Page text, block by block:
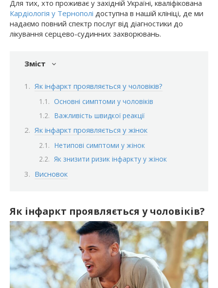
Для тих, хто проживає у західній Україні, кваліфікована
Кардіологія у Тернополі доступна в нашій клініці, де ми
надаємо повний спектр послуг від діагностики до
лікування серцево-судинних захворювань.
Зміст
Як інфаркт проявляється у чоловіків?
Основні симптоми у чоловіків
Важливість швидкої реакції
Як інфаркт проявляється у жінок
Нетипові симптоми у жінок
Як знизити ризик інфаркту у жінок
Висновок
Як інфаркт проявляється у чоловіків?